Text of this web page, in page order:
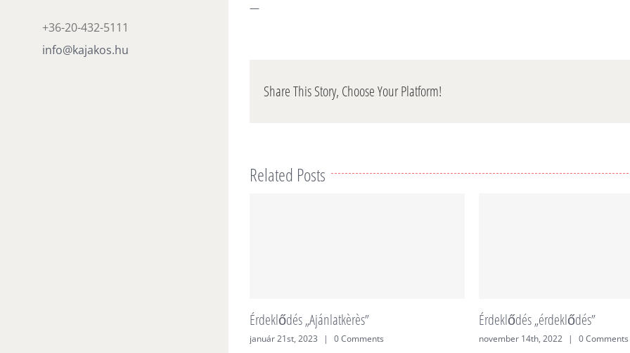
+36-20-432-5111
info@kajakos.hu
—
Share This Story, Choose Your Platform!
Related Posts
Érdeklődés „Ajánlatkèrès”
január 21st, 2023 | 0 Comments
Érdeklődés „érdeklődés”
november 14th, 2022 | 0 Comments